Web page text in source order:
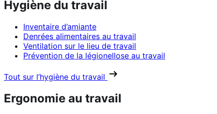
Hygiène du travail
Inventaire d’amiante
Denrées alimentaires au travail
Ventilation sur le lieu de travail
Prévention de la légionellose au travail
Tout sur l’hygiène du travail
Ergonomie au travail